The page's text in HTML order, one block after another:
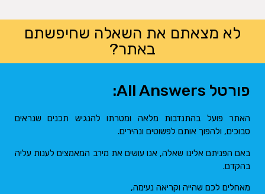
לא מצאתם את השאלה שחיפשתם
באתר?
פורטל All Answers:
האתר פועל בהתנדבות מלאה ומטרתו להנגיש תכנים שנראים
סבוכים, ולהפוך אותם לפשוטים ונהירים.
באם הפניתם אלינו שאלה, אנו עושים את מירב המאמצים לענות עליה
בהקדם.
מאחלים לכם שהייה וקריאה נעימה,